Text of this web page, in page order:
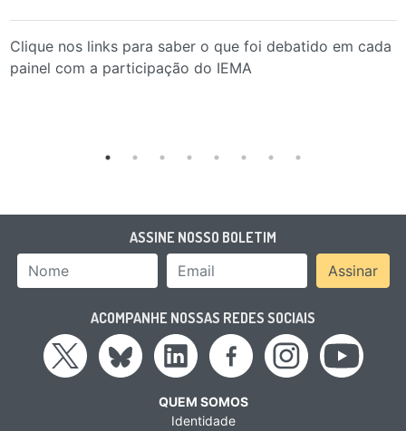
Clique nos links para saber o que foi debatido em cada
painel com a participação do IEMA
ASSINE NOSSO BOLETIM
Email AddressAssinar
ACOMPANHE NOSSAS REDES SOCIAIS
QUEM SOMOS
Identidade